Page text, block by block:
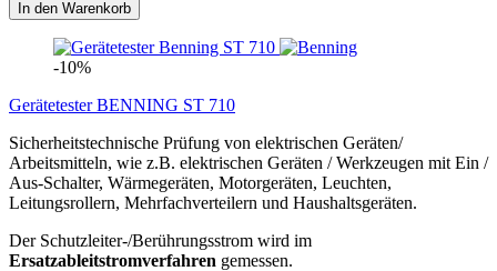
In den Warenkorb
-10%
Gerätetester BENNING ST 710
Sicherheitstechnische Prüfung von elektrischen Geräten/
Arbeitsmitteln, wie z.B. elektrischen Geräten / Werkzeugen mit Ein /
Aus-Schalter, Wärmegeräten, Motorgeräten, Leuchten,
Leitungsrollern, Mehrfachverteilern und Haushaltsgeräten.
Der Schutzleiter-/Berührungsstrom wird im
Ersatzableitstromverfahren gemessen.